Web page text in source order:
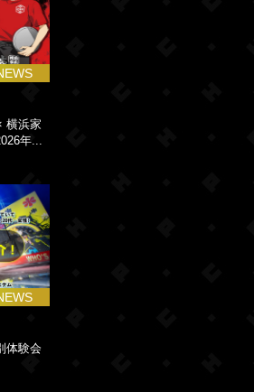
横浜家
年...
体験会